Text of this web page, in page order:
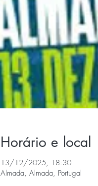
Horário e local
13/12/2025, 18:30
Almada, Almada, Portugal